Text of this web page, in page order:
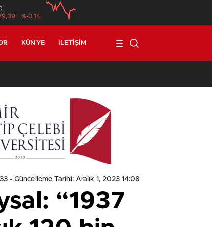
%-0,14
KÜNYE İLETIŞIM
- Güncelleme Tarihi: Aralık 1, 2023 14:08
“1937